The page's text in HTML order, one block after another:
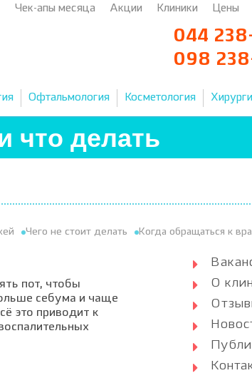
Чек-апы месяца Акции Клиники Цены
044
098
Офтальмология Косметология
что делать
Чего не стоит делать Когда обращаться к
пот, чтобы
себума и чаще
это приводит к
О